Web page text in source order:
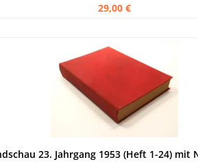
29,00 €
23. Jahrgang 1953 (Heft 1-24) mit